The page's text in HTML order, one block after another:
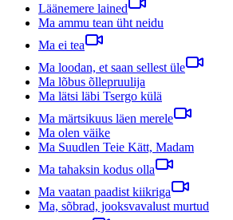
Läänemere lained
Ma ammu tean üht neidu
Ma ei tea
Ma loodan, et saan sellest üle
Ma lõbus õllepruulija
Ma lätsi läbi Tsergo külä
Ma märtsikuus läen merele
Ma olen väike
Ma Suudlen Teie Kätt, Madam
Ma tahaksin kodus olla
Ma vaatan paadist kiikriga
Ma, sõbrad, jooksvavalust murtud